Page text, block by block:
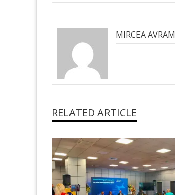
MIRCEA AVRAM
RELATED ARTICLE